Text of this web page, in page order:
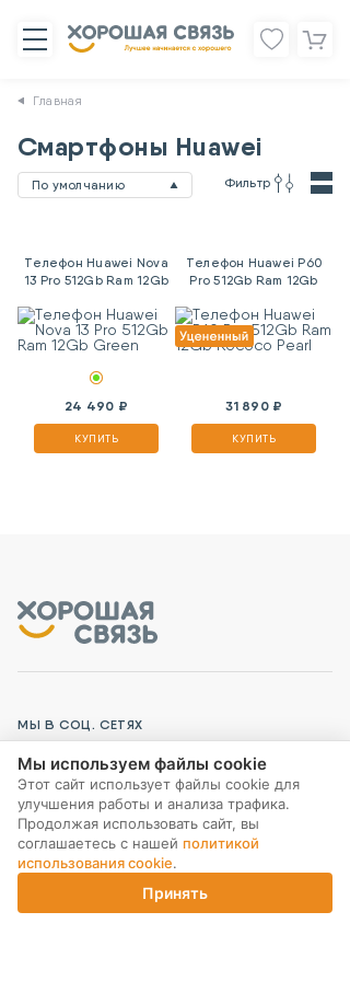
Главная
Смартфоны Huawei
По умолчанию Фильтр
Телефон Huawei Nova
13 Pro 512Gb Ram 12Gb
24 490 ₽
КУПИТЬ
Телефон Huawei P60
Pro 512Gb Ram 12Gb
31 890 ₽
КУПИТЬ
Корзина
МЫ В СОЦ. СЕТЯХ
ПОДПИСКА НА РАССЫЛКУ
Мы используем файлы cookie
Этот сайт использует файлы cookie для
улучшения работы и анализа трафика.
Продолжая использовать сайт, вы
соглашаетесь с нашей политикой
использования cookie.
Принять